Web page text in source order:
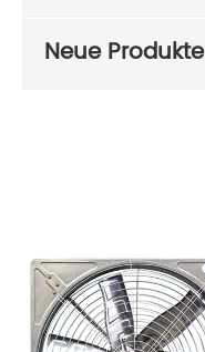
Neue Produkte